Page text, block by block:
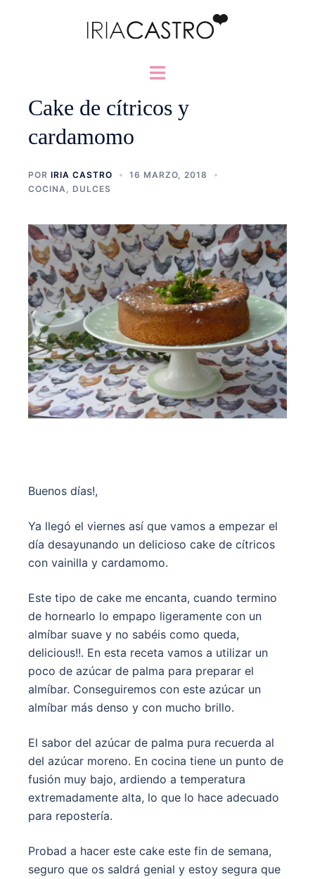
Alternar
Cake de cítricos y
cardamomo
POR IRIA CASTRO
16 MARZO, 2018
COCINA
DULCES
Buenos días!,
Ya llegó el viernes así que vamos a empezar el
día desayunando un delicioso cake de cítricos
con vainilla y cardamomo.
Este tipo de cake me encanta, cuando termino
de hornearlo lo empapo ligeramente con un
almíbar suave y no sabéis como queda,
delicious!!. En esta receta vamos a utilizar un
poco de azúcar de palma para preparar el
almíbar. Conseguiremos con este azúcar un
almíbar más denso y con mucho brillo.
El sabor del azúcar de palma pura recuerda al
del azúcar moreno. En cocina tiene un punto de
fusión muy bajo, ardiendo a temperatura
extremadamente alta, lo que lo hace adecuado
para repostería.
Probad a hacer este cake este fin de semana,
seguro que os saldrá genial y estoy segura que